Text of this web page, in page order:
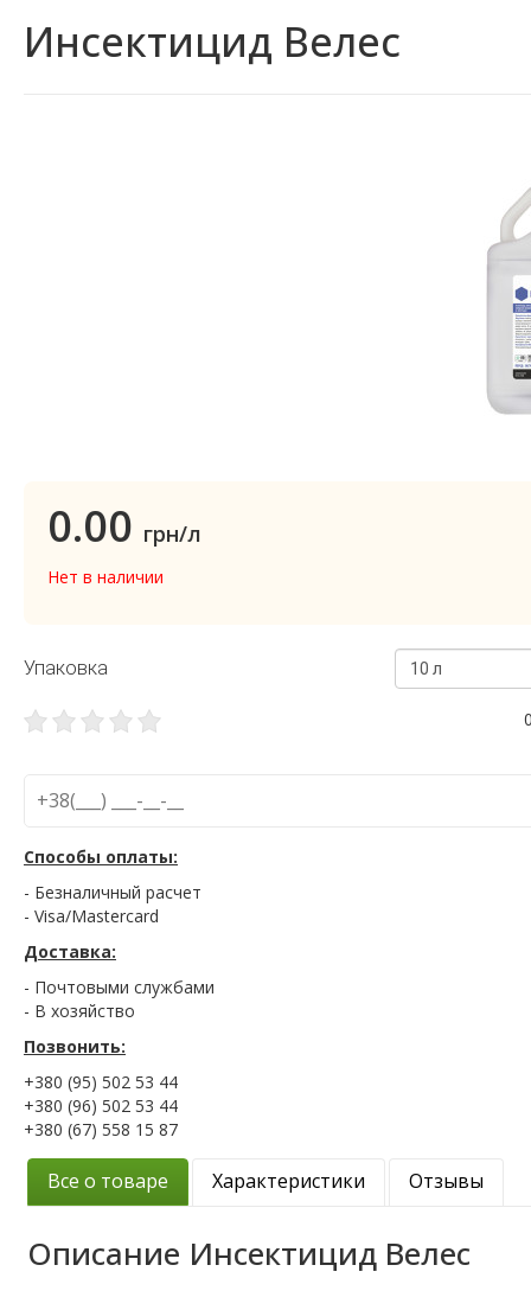
Инсектицид Велес
0.00 грн/л
Нет в наличии
Упаковка 10 л
Способы оплаты:
- Безналичный расчет
- Visa/Mastercard
Доставка:
- Почтовыми службами
- В хозяйство
Позвонить:
+380 (95) 502 53 44
+380 (96) 502 53 44
+380 (67) 558 15 87
Все о товаре Характеристики Отзывы
Описание Инсектицид Велес